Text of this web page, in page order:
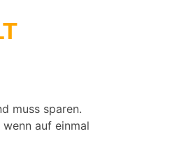
muss sparen.
auf einmal